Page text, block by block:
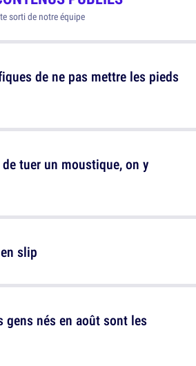
sorti de notre équipe
de ne pas mettre les pieds
slip
tuer un moustique, on y
gens nés en août sont les